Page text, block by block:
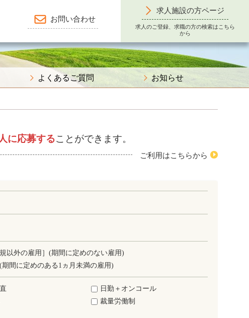
お問い合わせ
求人施設の方ページ
求人のご登録、求職の方の検索はこちら
から
よくあるご質問 お知らせ
に応募することができます。
ご利用はこちらから
以外の雇用］(期間に定めのない雇用)
間に定めのある1ヵ月未満の雇用)
日勤＋オンコール
裁量労働制